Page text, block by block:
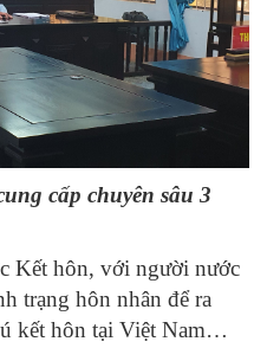
cấp chuyên sâu 3
Kết hôn, với người nước
trạng hôn nhân để ra
kết hôn tại Việt Nam…